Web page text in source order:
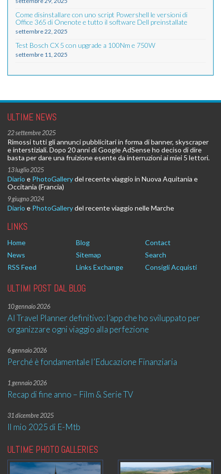
Come disinstallare con uno script Powershell le versioni di
Office 365 di Onenote e tutto il software Dell preinstallate
settembre 22, 2025
Test Bosch CX 5 con upgrade a 100Nm e 750W
settembre 11, 2025
ULTIME NEWS
22 settembre 2025
Rimossi tutti gli annunci pubblicitari in forma di banner, skyscraper
e interstiziali. Dopo 20 anni di Google AdSense ho deciso di dire
basta per dare una fruizione esente da interruzioni ai miei 5 lettori.
13 luglio 2025
Diario e PhotoGallerydel recente viaggio in Nuova Aquitania e
Occitania (Francia)
9 giugno 2024
Diario e PhotoGallerydel recente viaggio nelle Marche
LINKS
Home Blog
Contact
News
Sitemap
Search
RSS Feed
Links Exchange Consigli Acquisti
ULTIMI POST DAL BLOG
10 gennaio 2026
AI Travel Planner definitivo: l’app che ho sviluppato per
organizzare ogni viaggio alla perfezione
6 gennaio 2026
Perché è fondamentale l’Educazione Finanziaria
1 gennaio 2026
Recap di fine anno – Film & Serie TV
31 dicembre 2025
Il mio 2025 di E-Mtb
ULTIME PHOTO GALLERIES